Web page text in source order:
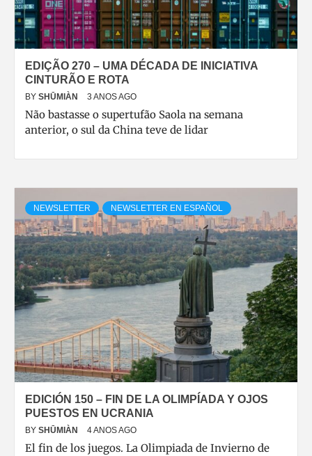
EDIÇÃO 270 – UMA DÉCADA DE INICIATIVA
CINTURÃO E ROTA
BY SHŪMIÀN 3 ANOS AGO
Não bastasse o supertufão Saola na semana
anterior, o sul da China teve de lidar
NEWSLETTER NEWSLETTER EN ESPAÑOL
EDICIÓN 150 – FIN DE LA OLIMPÍADA Y OJOS
PUESTOS EN UCRANIA
BY SHŪMIÀN 4 ANOS AGO
El fin de los juegos. La Olimpiada de Invierno de